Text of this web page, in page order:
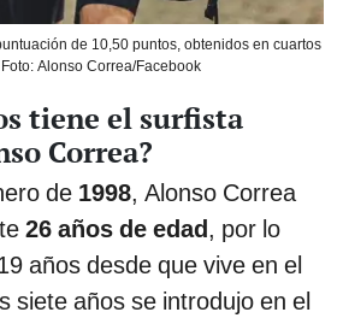
de 10,50 puntos, obtenidos en cuartos
Alonso Correa/Facebook
tiene el surfista
Correa?
de 1998, Alonso Correa
26 años de edad, por lo
años desde que vive en el
siete años se introdujo en el